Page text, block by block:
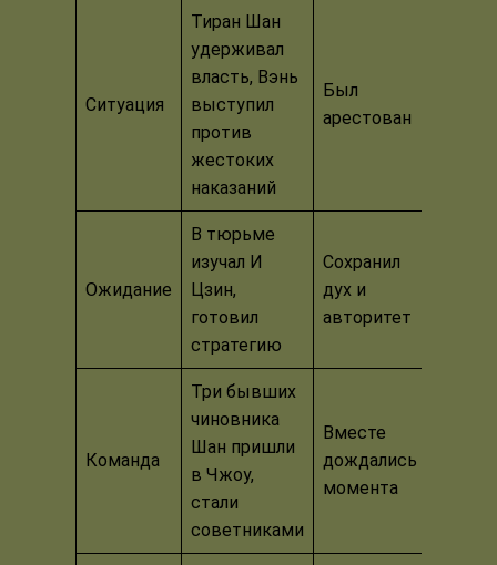
Ситуация
Тиран Шан
удерживал
власть, Вэнь
выступил
против
жестоких
наказаний
Был
арестован
Ожидание
В тюрьме
изучал И
Цзин,
готовил
стратегию
Сохранил
дух и
авторитет
Команда
Три бывших
чиновника
Шан пришли
в Чжоу,
стали
советниками
Вместе
дождались
момента